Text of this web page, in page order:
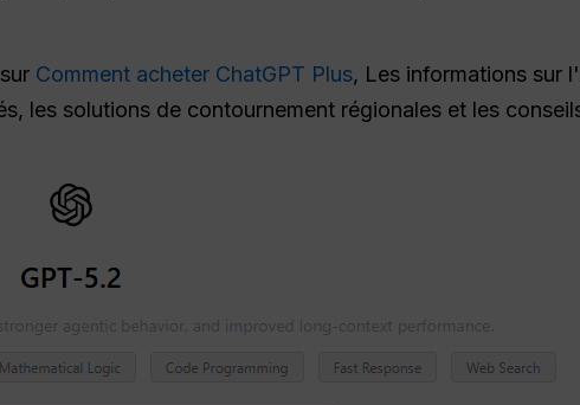
Comment acheter ChatGPT Plus, Les informations sur
les solutions de contournement régionales et les